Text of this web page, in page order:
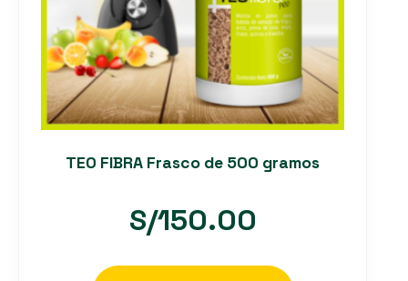
TEO FIBRA Frasco de 500 gramos
S/150.00